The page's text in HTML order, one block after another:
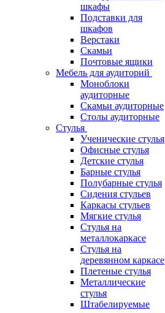
шкафы
Подставки для
шкафов
Верстаки
Скамьи
Почтовые ящики
Мебель для аудиторий
Моноблоки
аудиторные
Скамьи аудиторные
Столы аудиторные
Стулья
Ученические стулья
Офисные стулья
Детские стулья
Барные стулья
Полубарные стулья
Сидения стульев
Каркасы стульев
Мягкие стулья
Стулья на
металлокаркасе
Стулья на
деревянном каркасе
Плетеные стулья
Металлические
стулья
Штабелируемые